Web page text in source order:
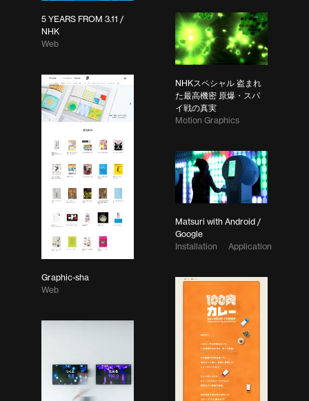
5 YEARS FROM 3.11 /
NHK
Web
NHKスペシャル 盗まれ
た最高機密 原爆・スパ
イ戦の真実
Motion Graphics
Graphic-sha
Web
Matsuri with Android /
Google
Installation
Application